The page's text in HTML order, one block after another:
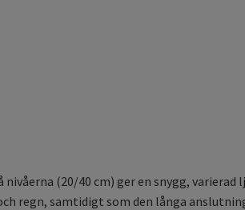
(20/40 cm) ger en snygg,
regn, samtidigt som den långa